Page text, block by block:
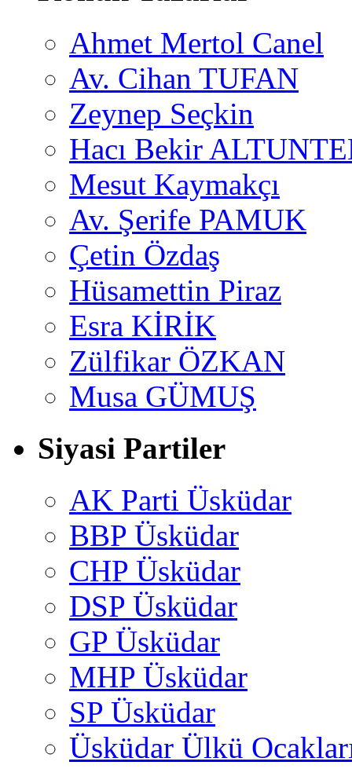
Ahmet Mertol Canel
Av. Cihan TUFAN
Zeynep Seçkin
Hacı Bekir
Mesut Kaymakçı
Av. Şerife PAMUK
Çetin Özdaş
Hüsamettin Piraz
Esra KİRİK
Zülfikar ÖZKAN
Musa GÜMUŞ
Siyasi Partiler
AK Parti Üsküdar
BBP Üsküdar
CHP Üsküdar
DSP Üsküdar
GP Üsküdar
MHP Üsküdar
SP Üsküdar
Üsküdar Ülkü